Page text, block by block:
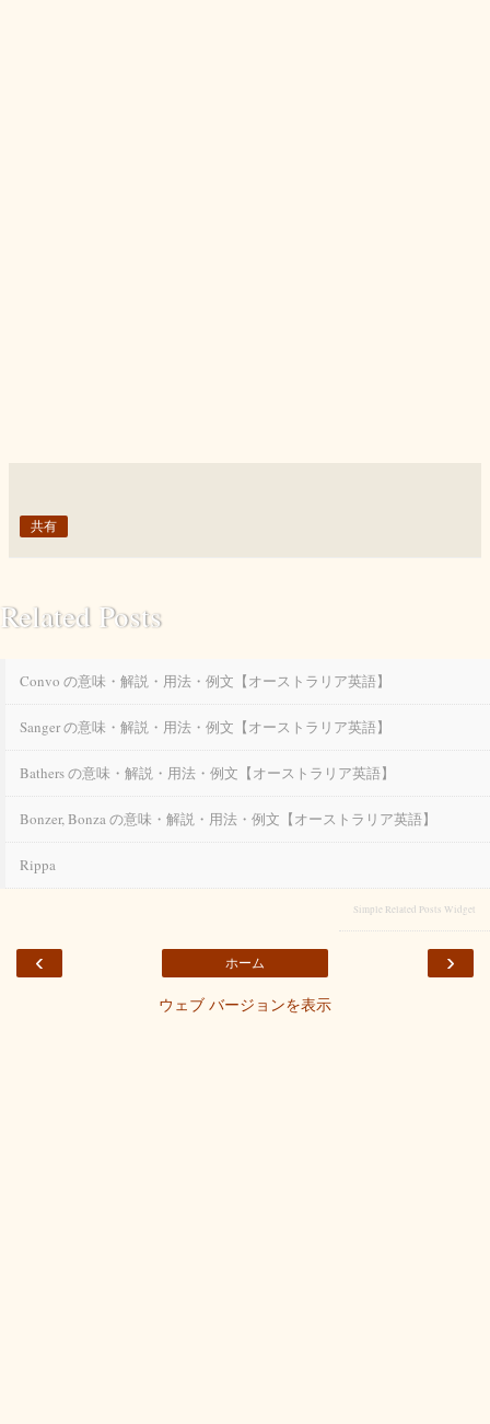
共有
Related Posts
Convo の意味・解説・用法・例文【オーストラリア英語】
Sanger の意味・解説・用法・例文【オーストラリア英語】
Bathers の意味・解説・用法・例文【オーストラリア英語】
Bonzer, Bonza の意味・解説・用法・例文【オーストラリア英語】
Rippa
Simple Related Posts Widget
‹ ›
ホーム
ウェブ バージョンを表示